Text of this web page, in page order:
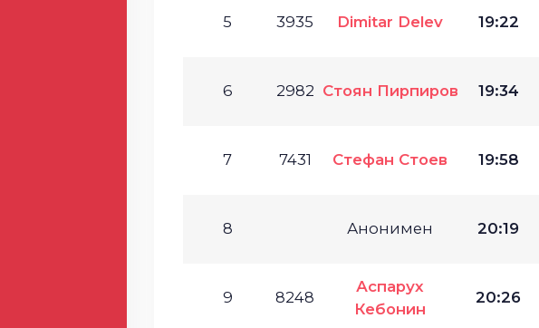
5 3935 Dimitar Delev 19:22
6 2982 Стоян Пирпиров 19:34
7 7431 Стефан Стоев 19:58
8 Анонимен 20:19
9 8248
Аспарух
Кебонин
20:26